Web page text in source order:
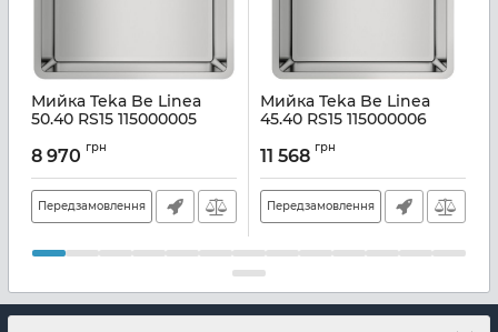
Мийка Teka Be Linea
50.40 RS15 115000005
8 970 грн
Передзамовлення
Мийка Teka Be Linea
45.40 RS15 115000006
11 568 грн
Передзамовлення